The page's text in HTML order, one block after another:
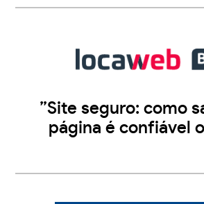
”Site seguro: como
página é confiável